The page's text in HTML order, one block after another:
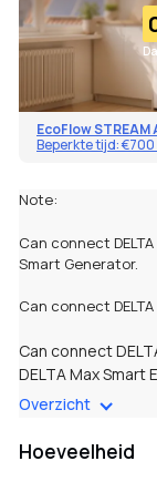
EcoFlow STREAM
Beperkte tijd:
Note:
Can connect
Smart Generator.
Can connect
Can connect
DELTA MaxSmart
separately) is
Overzicht
Hoeveelheid